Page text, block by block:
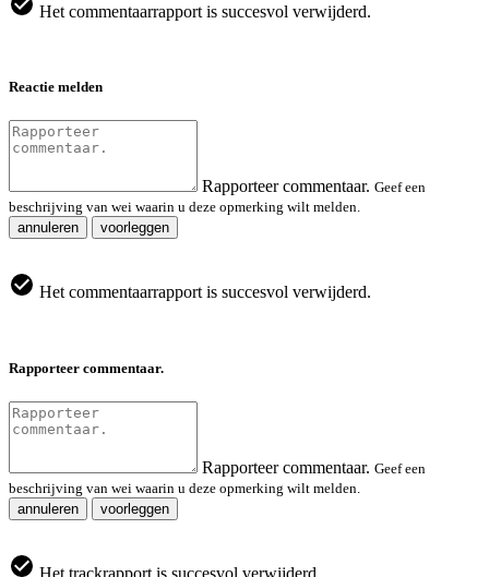
Het commentaarrapport is succesvol verwijderd.
Reactie melden
Rapporteer commentaar. Geef een
beschrijving van wei waarin u deze opmerking wilt melden.
annuleren
voorleggen
Het commentaarrapport is succesvol verwijderd.
Rapporteer commentaar.
Rapporteer commentaar. Geef een
beschrijving van wei waarin u deze opmerking wilt melden.
annuleren
voorleggen
Het trackrapport is succesvol verwijderd.